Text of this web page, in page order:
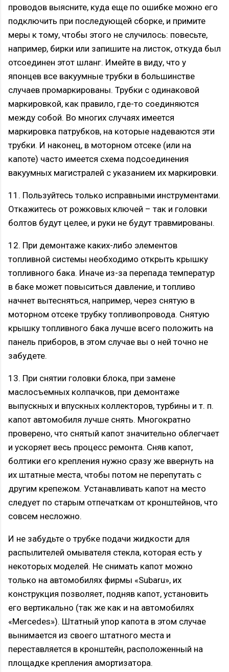
проводов выясните, куда еще по ошибке можно его
подключить при последующей сборке, и примите
меры к тому, чтобы этого не случилось: повесьте,
например, бирки или запишите на листок, откуда был
отсоединен этот шланг. Имейте в виду, что у
японцев все вакуумные трубки в большинстве
случаев промаркированы. Трубки с одинаковой
маркировкой, как правило, где-то соединяются
между собой. Во многих случаях имеется
маркировка патрубков, на которые надеваются эти
трубки. И наконец, в моторном отсеке (или на
капоте) часто имеется схема подсоединения
вакуумных магистралей с указанием их маркировки.
11. Пользуйтесь только исправными инструментами.
Откажитесь от рожковых ключей – так и головки
болтов будут целее, и руки не будут травмированы.
12. При демонтаже каких-либо элементов
топливной системы необходимо открыть крышку
топливного бака. Иначе из-за перепада температур
в баке может повыситься давление, и топливо
начнет вытесняться, например, через снятую в
моторном отсеке трубку топливопровода. Снятую
крышку топливного бака лучше всего положить на
панель приборов, в этом случае вы о ней точно не
забудете.
13. При снятии головки блока, при замене
маслосъемных колпачков, при демонтаже
выпускных и впускных коллекторов, турбины и т. п.
капот автомобиля лучше снять. Многократно
проверено, что снятый капот значительно облегчает
и ускоряет весь процесс ремонта. Сняв капот,
болтики его крепления нужно сразу же ввернуть на
их штатные места, чтобы потом не перепутать с
другим крепежом. Устанавливать капот на место
следует по старым отпечаткам от кронштейнов, что
совсем несложно.
И не забудьте о трубке подачи жидкости для
распылителей омывателя стекла, которая есть у
некоторых моделей. Не снимать капот можно
только на автомобилях фирмы «Subaru», их
конструкция позволяет, подняв капот, установить
его вертикально (так же как и на автомобилях
«Mercedes»). Штатный упор капота в этом случае
вынимается из своего штатного места и
переставляется в кронштейн, расположенный на
площадке крепления амортизатора.